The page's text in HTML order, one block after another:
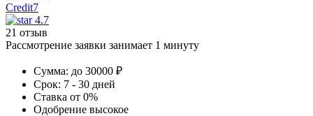
Credit7
4.7
21 отзыв
Рассмотрение заявки занимает 1 минуту
Сумма: до 30000 ₽
Срок: 7 - 30 дней
Ставка от 0%
Одобрение высокое